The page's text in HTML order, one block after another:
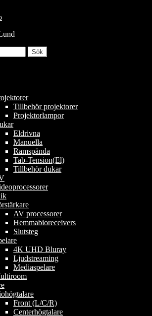
Sök
Tillbehör projektorer
Projektorlampor
Eldrivna
Manuella
Ramspända
Tab-Tension(El)
Tillbehör dukar
AV processorer
Hemmabioreceivers
Slutsteg
4K UHD Bluray
Ljudstreaming
Mediaspelare
Front (L/C/R)
Centerhögtalare